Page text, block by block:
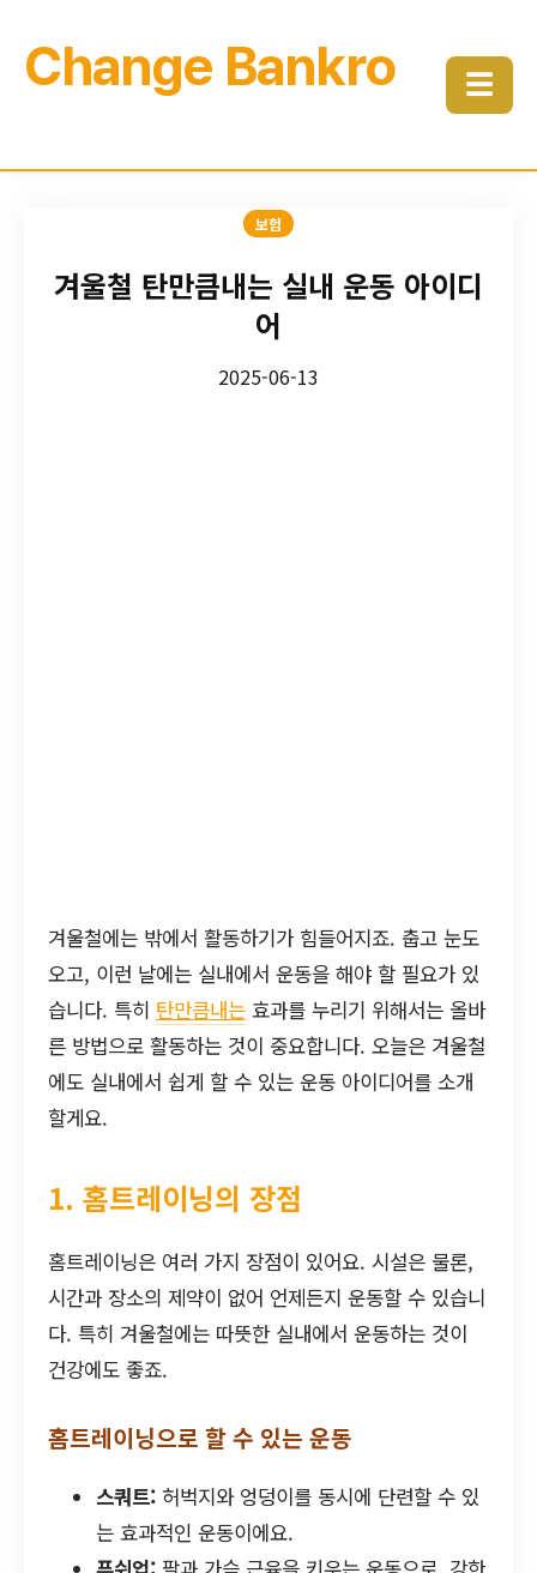
Change Bankro ☰
보험
겨울철 탄만큼내는 실내 운동 아이디
어
2025-06-13
겨울철에는 밖에서 활동하기가 힘들어지죠. 춥고 눈도
오고, 이런 날에는 실내에서 운동을 해야 할 필요가 있
습니다. 특히 탄만큼내는 효과를 누리기 위해서는 올바
른 방법으로 활동하는 것이 중요합니다. 오늘은 겨울철
에도 실내에서 쉽게 할 수 있는 운동 아이디어를 소개
할게요.
1. 홈트레이닝의 장점
홈트레이닝은 여러 가지 장점이 있어요. 시설은 물론,
시간과 장소의 제약이 없어 언제든지 운동할 수 있습니
다. 특히 겨울철에는 따뜻한 실내에서 운동하는 것이
건강에도 좋죠.
홈트레이닝으로 할 수 있는 운동
스쿼트: 허벅지와 엉덩이를 동시에 단련할 수 있
는 효과적인 운동이에요.